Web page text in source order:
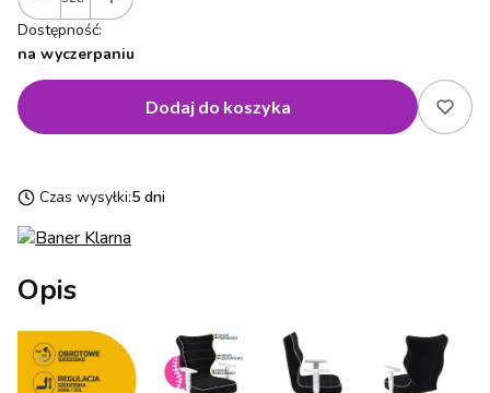
Dostępność:
na wyczerpaniu
Dodaj do koszyka
Czas wysyłki:5 dni
Opis